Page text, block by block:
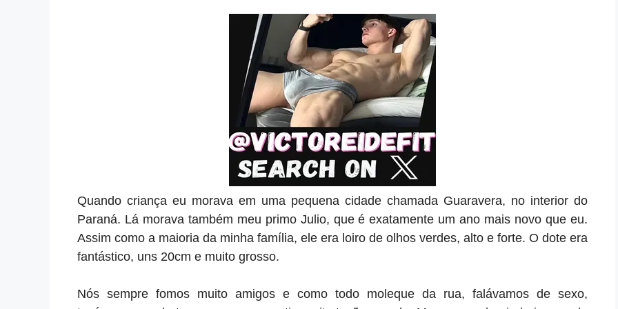
Quando criança eu morava em uma pequena cidade chamada Guaravera, no interior do
Paraná. Lá morava também meu primo Julio, que é exatamente um ano mais novo que eu.
Assim como a maioria da minha família, ele era loiro de olhos verdes, alto e forte. O dote era
fantástico, uns 20cm e muito grosso.
Nós sempre fomos muito amigos e como todo moleque da rua, falávamos de sexo,